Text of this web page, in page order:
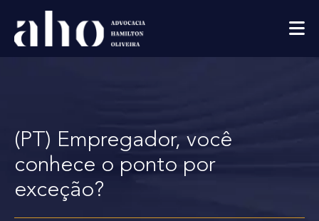
(PT) Empregador, você
conhece o ponto por
exceção?